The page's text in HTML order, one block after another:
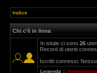
Indice
Chi c’è in linea
In totale ci sono 26
Record di utenti
Iscritti connessi:
Legenda ::